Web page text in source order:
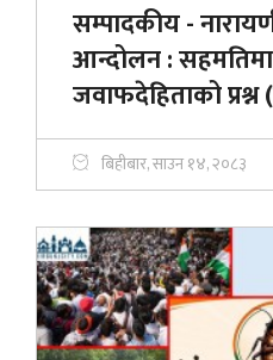
सम्पादकीय -
आन्दोलन :
जवाफदेहिताको
बिहीबार, साउन १४, २०८३